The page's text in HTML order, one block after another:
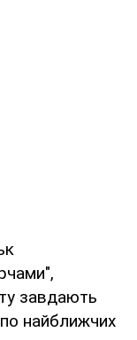
завдають
найближчих